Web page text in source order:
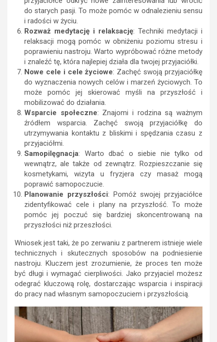
do starych pasji. To może pomóc w odnalezieniu sensu
i radości w życiu.
Rozważ medytację i relaksację: Techniki medytacji i
relaksacji mogą pomóc w obniżeniu poziomu stresu i
poprawieniu nastroju. Warto wypróbować różne metody
i znaleźć tę, która najlepiej działa dla twojej przyjaciółki.
Nowe cele i cele życiowe: Zachęć swoją przyjaciółkę
do wyznaczenia nowych celów i marzeń życiowych. To
może pomóc jej skierować myśli na przyszłość i
mobilizować do działania.
Wsparcie społeczne: Znajomi i rodzina są ważnym
źródłem wsparcia. Zachęć swoją przyjaciółkę do
utrzymywania kontaktu z bliskimi i spędzania czasu z
przyjaciółmi.
Samopilęgnacja: Warto dbać o siebie nie tylko od
wewnątrz, ale także od zewnątrz. Rozpieszczanie się
kosmetykami, wizyta u fryzjera czy masaż mogą
poprawić samopoczucie.
Planowanie przyszłości: Pomóż swojej przyjaciółce
zidentyfikować cele i plany na przyszłość. To może
pomóc jej poczuć się bardziej skoncentrowaną na
przyszłości niż przeszłości.
Wniosek jest taki, że po zerwaniu z partnerem istnieje wiele
technicznych i skutecznych sposobów na podniesienie
nastroju. Kluczem jest zrozumienie, że proces ten może
być długi i wymagać cierpliwości. Jako przyjaciel możesz
odegrać kluczową rolę, dostarczając wsparcia i inspiracji
do pracy nad własnym samopoczuciem i przyszłością.